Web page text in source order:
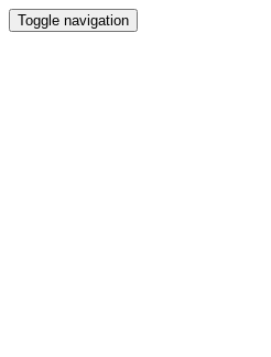
Toggle navigation